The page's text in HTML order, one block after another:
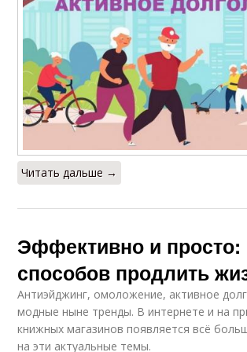
Читать дальше →
Эффективно и просто:
способов продлить
Антиэйджинг, омоложение, активное
модные ныне тренды. В интернете и на
книжных магазинов появляется всё
на эти актуальные темы.